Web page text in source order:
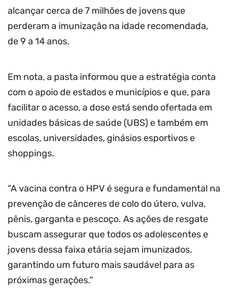
alcançar cerca de 7 milhões de jovens que
perderam a imunização na idade recomendada,
de 9 a 14 anos.
Em nota, a pasta informou que a estratégia conta
com o apoio de estados e municípios e que, para
facilitar o acesso, a dose está sendo ofertada em
unidades básicas de saúde (UBS) e também em
escolas, universidades, ginásios esportivos e
shoppings.
“A vacina contra o HPV é segura e fundamental na
prevenção de cânceres de colo do útero, vulva,
pênis, garganta e pescoço. As ações de resgate
buscam assegurar que todos os adolescentes e
jovens dessa faixa etária sejam imunizados,
garantindo um futuro mais saudável para as
próximas gerações.”